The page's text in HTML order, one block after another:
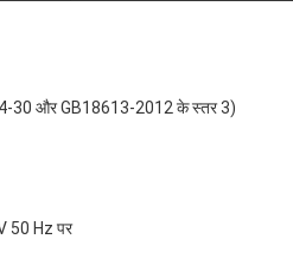
30 और GB18613-2012 के स्तर 3)
50 Hz पर